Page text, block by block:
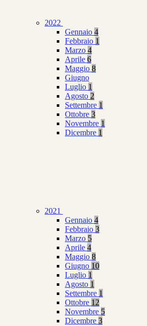
2022
Gennaio 4
Febbraio 1
Marzo 4
Aprile 6
Maggio 8
Giugno
Luglio 1
Agosto 2
Settembre 1
Ottobre 3
Novembre 1
Dicembre 1
2021
Gennaio 4
Febbraio 3
Marzo 5
Aprile 4
Maggio 8
Giugno 10
Luglio 1
Agosto 1
Settembre 1
Ottobre 12
Novembre 5
Dicembre 3